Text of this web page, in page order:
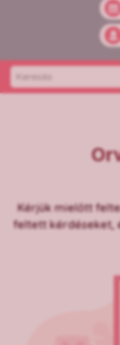
Kérjük mielőtt
feltett kérdéseket,